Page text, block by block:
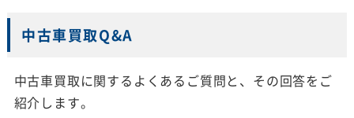
中古車買取Q&A
中古車買取に関するよくあるご質問と、その回答をご
紹介します。